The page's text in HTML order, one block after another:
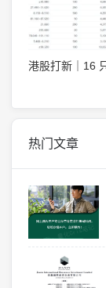
热门文章